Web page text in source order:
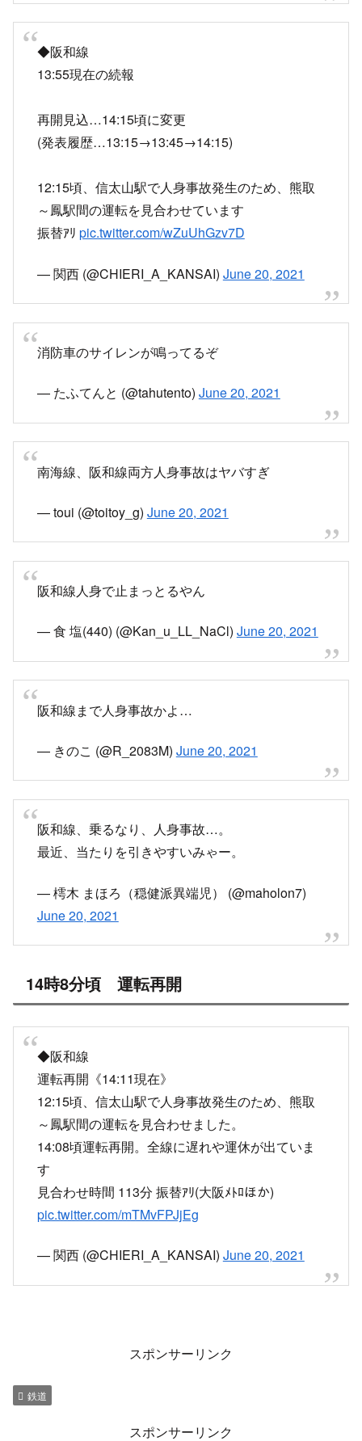
◆阪和線
13:55現在の続報
再開見込…14:15頃に変更
(発表履歴…13:15→13:45→14:15)
12:15頃、信太山駅で人身事故発生のため、熊取
～鳳駅間の運転を見合わせています
振替ｱﾘ pic.twitter.com/wZuUhGzv7D
— 関西 (@CHIERI_A_KANSAI) June 20, 2021
消防車のサイレンが鳴ってるぞ
— たふてんと (@tahutento) June 20, 2021
南海線、阪和線両方人身事故はヤバすぎ
— toui (@toitoy_g) June 20, 2021
阪和線人身で止まっとるやん
— 食 塩(440) (@Kan_u_LL_NaCl) June 20, 2021
阪和線まで人身事故かよ…
— きのこ (@R_2083M) June 20, 2021
阪和線、乗るなり、人身事故…。
最近、当たりを引きやすいみゃー。
— 樗木 まほろ（穏健派異端児） (@maholon7)
June 20, 2021
14時8分頃 運転再開
◆阪和線
運転再開《14:11現在》
12:15頃、信太山駅で人身事故発生のため、熊取
～鳳駅間の運転を見合わせました。
14:08頃運転再開。全線に遅れや運休が出ていま
す
見合わせ時間 113分 振替ｱﾘ(大阪ﾒﾄﾛほか)
pic.twitter.com/mTMvFPJjEg
— 関西 (@CHIERI_A_KANSAI) June 20, 2021
スポンサーリンク
鉄道
スポンサーリンク